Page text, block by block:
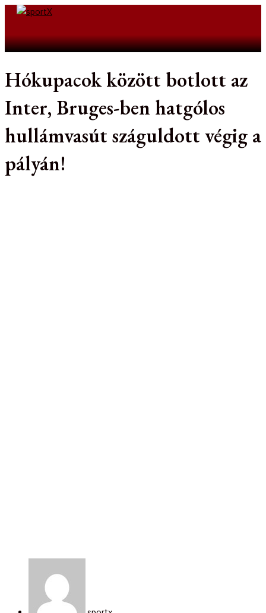
Skip
Hókupacok között botlott az
Inter, Bruges-ben hatgólos
hullámvasút száguldott végig a
pályán!